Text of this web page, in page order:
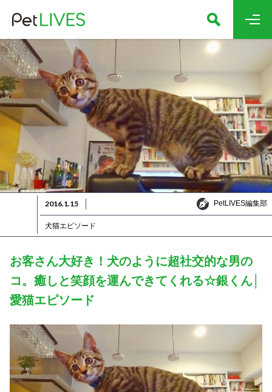
2016.1.15 PetLIVES編集部
PetLIVES編集部
犬猫エピソード
お客さん大好き！犬のように超社交的な男の
コ。癒しと笑顔を運んできてくれる☆銀くん│
愛猫エピソード